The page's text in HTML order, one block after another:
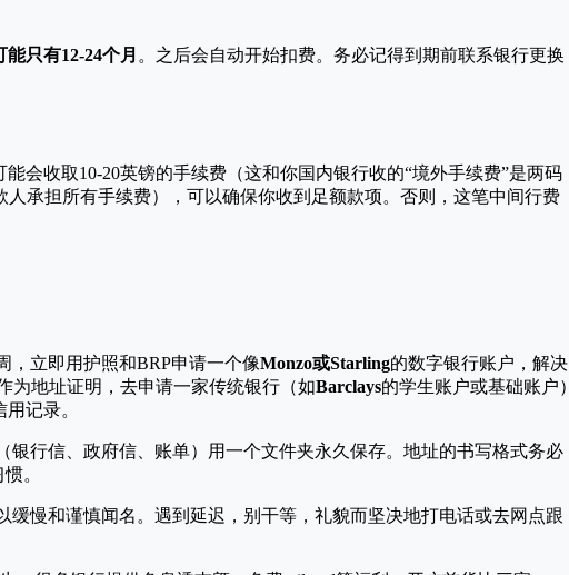
能只有12-24个月 。之后会自动开始扣费。务必记得到期前联系银行更换
会收取10-20英镑的手续费（这和你国内银行收的“境外手续费”是两码
人承担所有手续费），可以确保你收到足额款项。否则，这笔中间行费
，立即用护照和BRP申请一个像Monzo或Starling的数字银行账户，解决
为地址证明，去申请一家传统银行（如Barclays的学生账户或基础账户）
记录。
银行信、政府信、账单）用一个文件夹永久保存。地址的书写格式务必
。
缓慢和谨慎闻名。遇到延迟，别干等，礼貌而坚决地打电话或去网点跟